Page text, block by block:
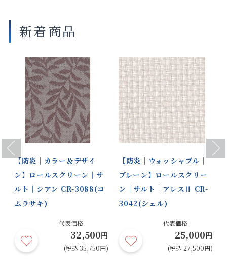
サイズや仕様によって価格が異なります。
製品タイプ等によって製作可能な寸法や仕様が異なる場合がございま
操作性等は店舗にてご確認ください。
画像は撮影環境やご覧いただく画面によって色味や印象が異なる場合
がございます。
新着商品
Previous
【防炎｜カラー＆デザイ
ン】ロールスクリーン｜サ
ルト｜シアン CR-3088(コ
ムラサキ)
代表価格
32,500円
(税込 35,750円)
【防炎｜ウォッシャブル｜
プレーン】ロールスクリー
ン｜サルト｜アレスⅡ CR-
3042(シェル)
代表価格
25,000円
(税込 27,500円)
Next